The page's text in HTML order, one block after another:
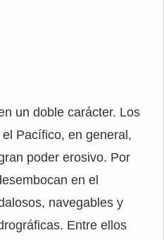
un doble carácter. Los
Pacífico, en general,
poder erosivo. Por
en el
navegables y
Entre ellos